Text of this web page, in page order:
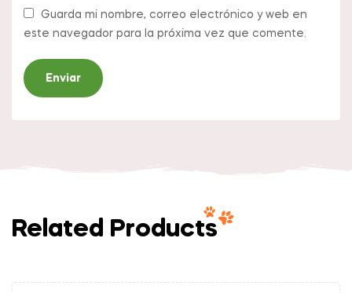
Guarda mi nombre, correo electrónico y web en
este navegador para la próxima vez que comente.
Related Products